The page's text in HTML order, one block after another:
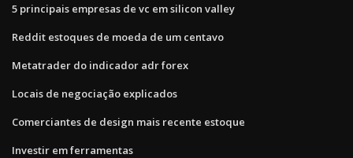
5 principais empresas de vc em silicon valley
Reddit estoques de moeda de um centavo
Metatrader do indicador adr forex
Locais de negociação explicados
Comerciantes de design mais recente estoque
Investir em ferramentas